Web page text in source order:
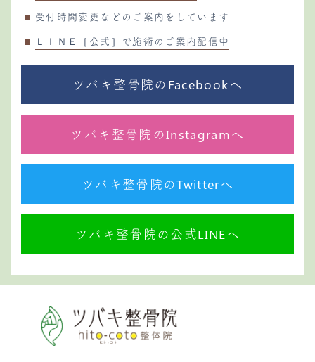
受付時間変更などのご案内をしています
ＬＩＮＥ［公式］で施術のご案内配信中
ツバキ整骨院のFacebookへ
ツバキ整骨院のInstagramへ
ツバキ整骨院のTwitterへ
ツバキ整骨院の公式LINEへ